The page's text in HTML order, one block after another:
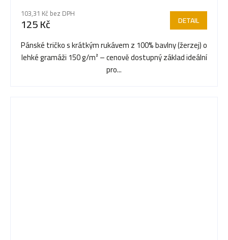
103,31 Kč bez DPH
125 Kč DETAIL
Pánské tričko s krátkým rukávem z 100% bavlny (žerzej) o
lehké gramáži 150 g/m² – cenově dostupný základ ideální
pro...